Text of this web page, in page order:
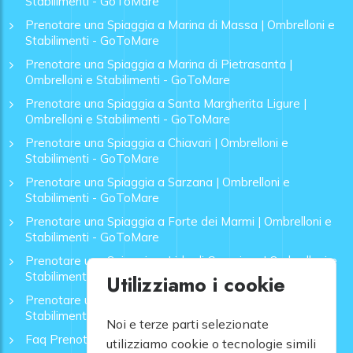
Prenotare una Spiaggia a Marina di Massa | Ombrelloni e
Stabilimenti - GoToMare
Prenotare una Spiaggia a Marina di Pietrasanta |
Ombrelloni e Stabilimenti - GoToMare
Prenotare una Spiaggia a Santa Margherita Ligure |
Ombrelloni e Stabilimenti - GoToMare
Prenotare una Spiaggia a Chiavari | Ombrelloni e
Stabilimenti - GoToMare
Prenotare una Spiaggia a Sarzana | Ombrelloni e
Stabilimenti - GoToMare
Prenotare una Spiaggia a Forte dei Marmi | Ombrelloni e
Stabilimenti - GoToMare
Prenotare una Spiaggia a Lido di Camaiore | Ombrelloni e
Stabilimenti - GoToMare
Prenotare una Spiaggia a Rapallo | Ombrelloni e
Stabilimenti - GoToMare
Faq Prenotazione Spiagge
Utilizziamo i cookie
Noi e terze parti selezionate
utilizziamo cookie o tecnologie simili